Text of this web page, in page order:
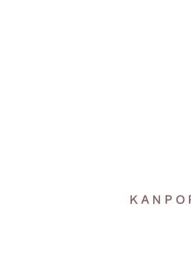
ＫＡＮＰ